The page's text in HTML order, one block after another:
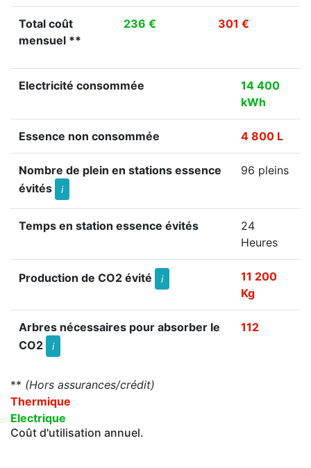
Total coût
mensuel **
236 € 301 €
Electricité consommée
14 400
kWh
Essence non consommée 4 800 L
Nombre de plein en stations essence
évités
i
96 pleins
Temps en station essence évités
24
Heures
Production de CO2 évité i
11 200
Kg
Arbres nécessaires pour absorber le
CO2
i
112
** (Hors assurances/crédit)
Thermique
Electrique
Coût d'utilisation annuel.